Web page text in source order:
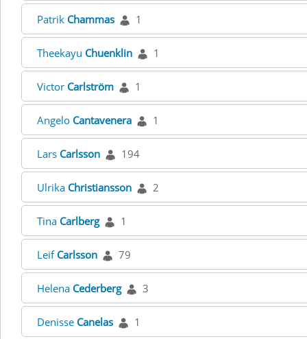
Patrik Chammas 1
Theekayu Chuenklin 1
Victor Carlström 1
Angelo Cantavenera 1
Lars Carlsson 194
Ulrika Christiansson 2
Tina Carlberg 1
Leif Carlsson 79
Helena Cederberg 3
Denisse Canelas 1